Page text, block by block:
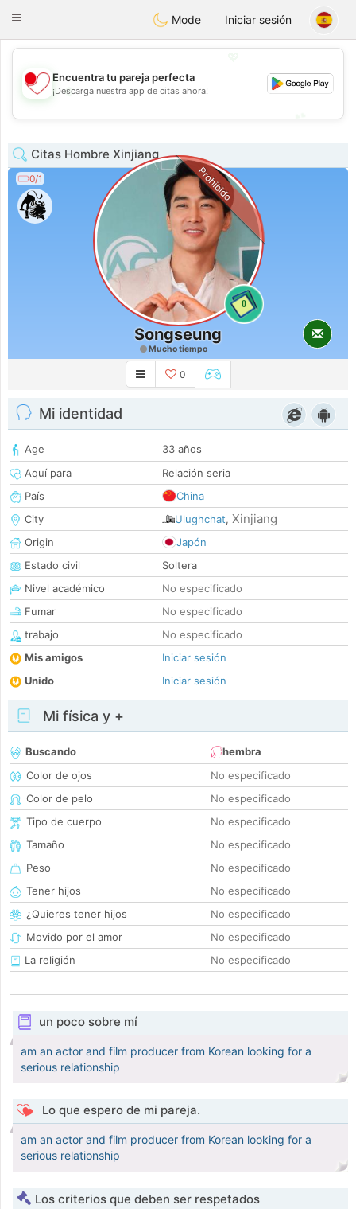
日本Chat
Toggle
Mode Iniciar sesión
💖
💕
Encuentra tu pareja perfecta
¡Descarga nuestra app de citas ahora!
Citas Hombre Xinjiang
0/1
0
Prohibido
Songseung
Mucho tiempo
0
Mi identidad
Age
33 años
Aquí para
Relación seria
País
China
City
Ulughchat, Xinjiang
Origin
Japón
Estado civil
Soltera
Nivel académico
No especificado
Fumar
No especificado
trabajo
No especificado
Mis amigos
Iniciar sesión
Unido
Iniciar sesión
Mi física y +
Buscando
hembra
Color de ojos
No especificado
Color de pelo
No especificado
Tipo de cuerpo
No especificado
Tamaño
No especificado
Peso
No especificado
Tener hijos
No especificado
¿Quieres tener hijos
No especificado
Movido por el amor
No especificado
La religión
No especificado
un poco sobre mí
am an actor and film producer from Korean looking for a
serious relationship
Lo que espero de mi pareja.
am an actor and film producer from Korean looking for a
serious relationship
Los criterios que deben ser respetados